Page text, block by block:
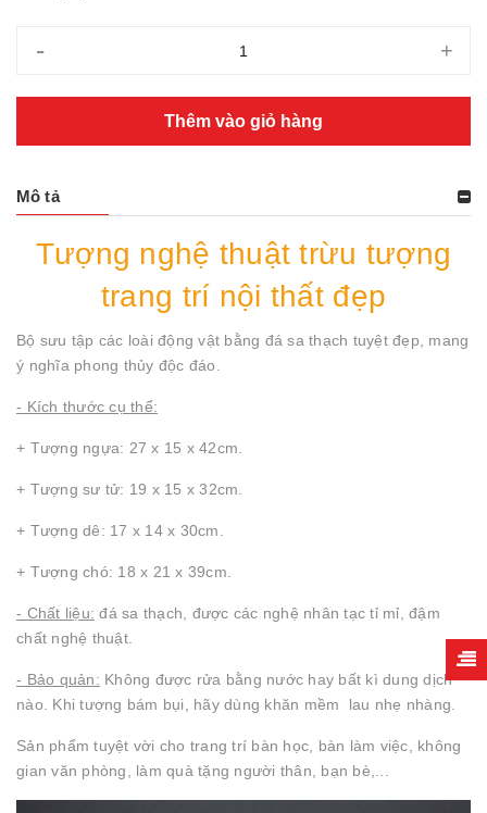
- +
Thêm vào giỏ hàng
Mô tả
Tượng nghệ thuật trừu tượng
trang trí nội thất đẹp
Bộ sưu tập các loài động vật bằng đá sa thạch tuyệt đẹp, mang
ý nghĩa phong thủy độc đáo.
- Kích thước cụ thể:
+ Tượng ngựa: 27 x 15 x 42cm.
+ Tượng sư tử: 19 x 15 x 32cm.
+ Tượng dê: 17 x 14 x 30cm.
+ Tượng chó: 18 x 21 x 39cm.
- Chất liệu: đá sa thạch, được các nghệ nhân tạc tỉ mỉ, đậm
chất nghệ thuật.
- Bảo quản: Không được rửa bằng nước hay bất kì dung dịch
nào. Khi tượng bám bụi, hãy dùng khăn mềm lau nhẹ nhàng.
Sản phẩm tuyệt vời cho trang trí bàn học, bàn làm việc, không
gian văn phòng, làm quà tặng người thân, bạn bè,...